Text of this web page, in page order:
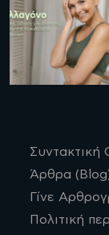
Συντακτική
Άρθρα
Γίνε
Πολιτική